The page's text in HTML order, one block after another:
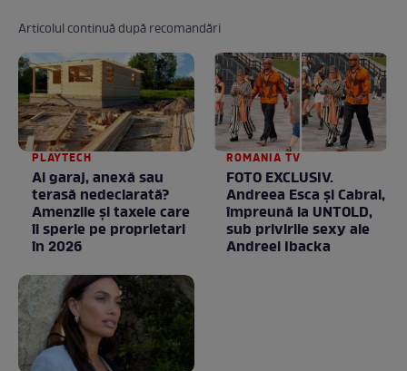
Articolul continuă după recomandări
PLAYTECH
Ai garaj, anexă sau
terasă nedeclarată?
Amenzile și taxele care
îi sperie pe proprietari
în 2026
ROMANIA TV
FOTO EXCLUSIV.
Andreea Esca şi Cabral,
împreună la UNTOLD,
sub privirile sexy ale
Andreei Ibacka